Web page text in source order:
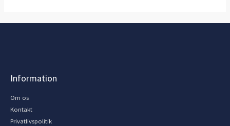
Information
Om os
Kontakt
Privatlivspolitik